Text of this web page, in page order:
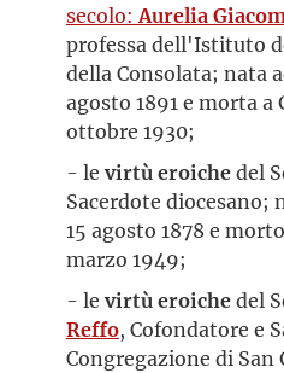
secolo: Aurelia
professa dell'Istituto
della Consolata; nata
agosto 1891 e morta a
ottobre 1930;
- le virtù eroichedel
Sacerdote diocesano;
15 agosto 1878 e
marzo 1949;
- le virtù eroichedel
Reffo, Cofondatore e
Congregazione di